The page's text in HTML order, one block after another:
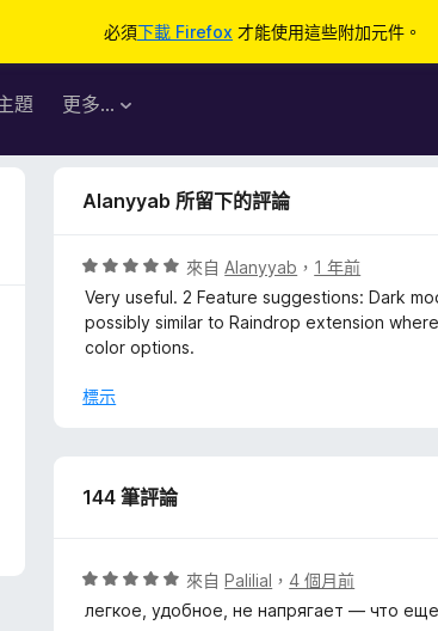
必須下載 Firefox 才能使用這些附加元件。
題 更多…
Alanyyab 所留下的評論
評
價
5
分
滿
來自Alanyyab ， 1 年前
Very useful. 2 Feature suggestions: Dark
possibly similar to Raindrop extension
color options.
標示
144 筆評論
評
價
來自Palilial ，4 個月前
легкое, удобное, не напрягает — что